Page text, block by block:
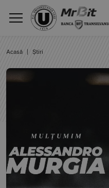
Acasă Știri